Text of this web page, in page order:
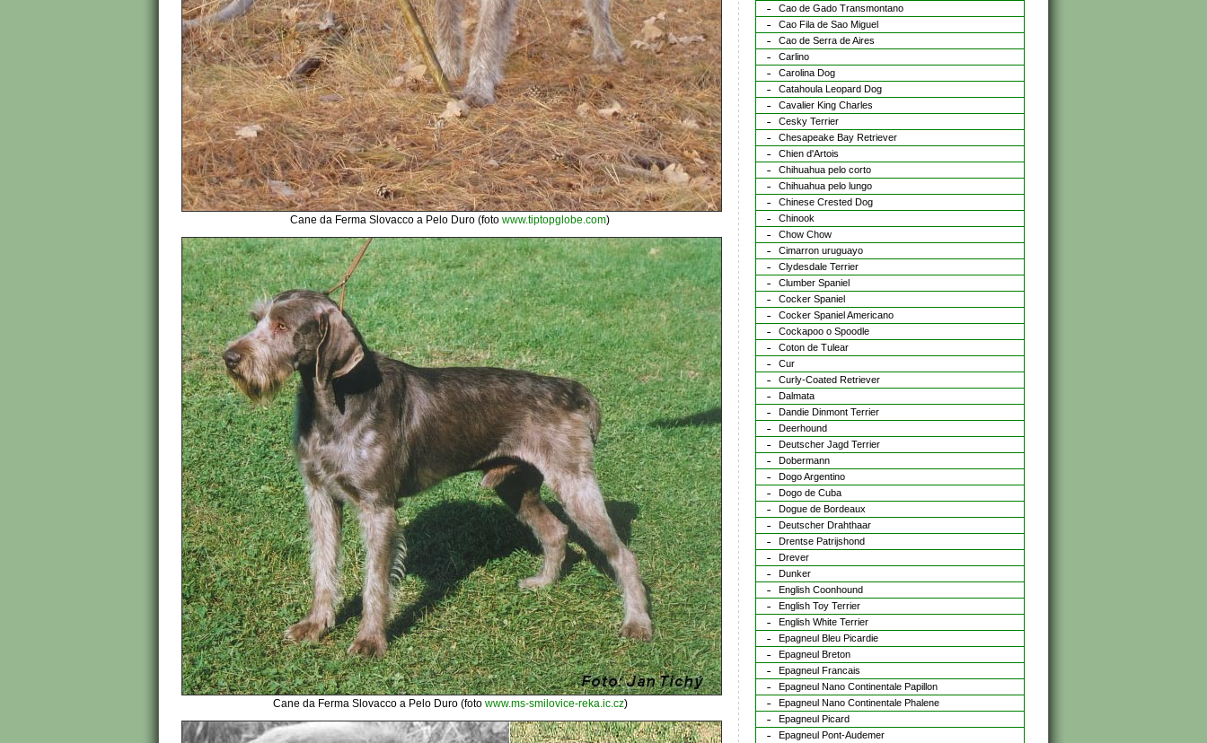
Cane da Ferma Slovacco a Pelo Duro (foto www.tiptopglobe.com)
Cane da Ferma Slovacco a Pelo Duro (foto www.ms-smilovice-reka.ic.cz)
Cao de Gado Transmontano
Cao Fila de Sao Miguel
Cao de Serra de Aires
Carlino
Carolina Dog
Catahoula Leopard Dog
Cavalier King Charles
Cesky Terrier
Chesapeake Bay Retriever
Chien d'Artois
Chihuahua pelo corto
Chihuahua pelo lungo
Chinese Crested Dog
Chinook
Chow Chow
Cimarron uruguayo
Clydesdale Terrier
Clumber Spaniel
Cocker Spaniel
Cocker Spaniel Americano
Cockapoo o Spoodle
Coton de Tulear
Cur
Curly-Coated Retriever
Dalmata
Dandie Dinmont Terrier
Deerhound
Deutscher Jagd Terrier
Dobermann
Dogo Argentino
Dogo de Cuba
Dogue de Bordeaux
Deutscher Drahthaar
Drentse Patrijshond
Drever
Dunker
English Coonhound
English Toy Terrier
English White Terrier
Epagneul Bleu Picardie
Epagneul Breton
Epagneul Francais
Epagneul Nano Continentale Papillon
Epagneul Nano Continentale Phalene
Epagneul Picard
Epagneul Pont-Audemer